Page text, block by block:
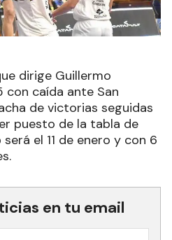
dirige Guillermo
caída ante San
de victorias seguidas
puesto de la tabla de
el 11 de enero y con 6
en tu email